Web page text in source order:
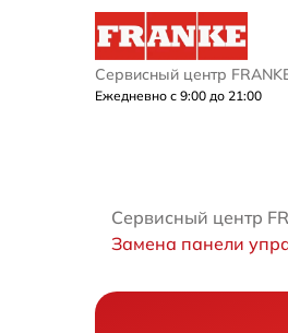
Сервисный центр
Ежедневно с 9:00 до 21:00
Сервисный центр
Замена панели